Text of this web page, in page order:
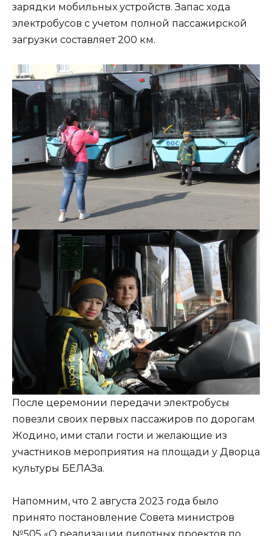
зарядки мобильных устройств. Запас хода
электробусов с учетом полной пассажирской
загрузки составляет 200 км.
После церемонии передачи электробусы
повезли своих первых пассажиров по дорогам
Жодино, ими стали гости и желающие из
участников мероприятия на площади у Дворца
культуры БЕЛАЗа.
Напомним, что 2 августа 2023 года было
принято постановление Совета министров